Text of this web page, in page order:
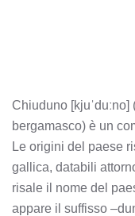
Chiuduno
bergamasco) è un
Le origini del paese
gallica, databili
risale il nome del
appare il suffisso